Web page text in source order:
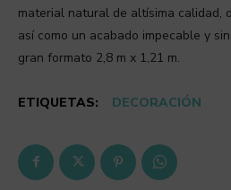
material natural de altísima calidad,
así como un acabado impecable y
gran formato 2,8 m x 1,21 m.
ETIQUETAS: DECORACIÓN